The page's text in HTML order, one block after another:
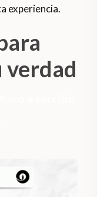
experiencia.
verdad